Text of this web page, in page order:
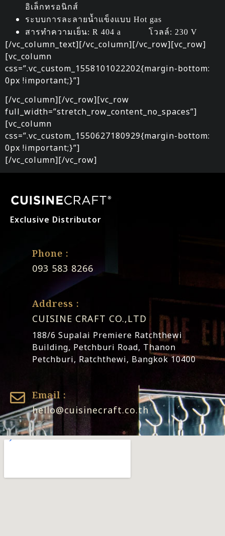
อิเล็กทรอนิกส์
ระบบการละลายน้ำแข็งแบบ Hot gas
สารทำความเย็น: R 404 a โวลล์: 230 V
[/vc_column_text][/vc_column][/vc_row][vc_row]
[vc_column
css=”.vc_custom_1558101022202{margin-bottom:
0px !important;}”]
[/vc_column][/vc_row][vc_row
full_width=”stretch_row_content_no_spaces”]
[vc_column
css=”.vc_custom_1550627180929{margin-bottom:
0px !important;}”]
[/vc_column][/vc_row]
Exclusive Distributor
Phone :
093 583 8266
Address :
CUISINE CRAFT CO.,LTD
188/6 Supalai Premiere Ratchthewi
Building, Petchburi Road, Thanon
Petchburi, Ratchthewi, Bangkok 10400
Email :
hello@cuisinecraft.co.th